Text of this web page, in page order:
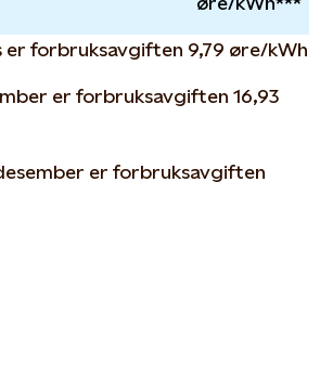
er forbruksavgiften 9,79 øre/kWh
er forbruksavgiften 16,93
er forbruksavgiften